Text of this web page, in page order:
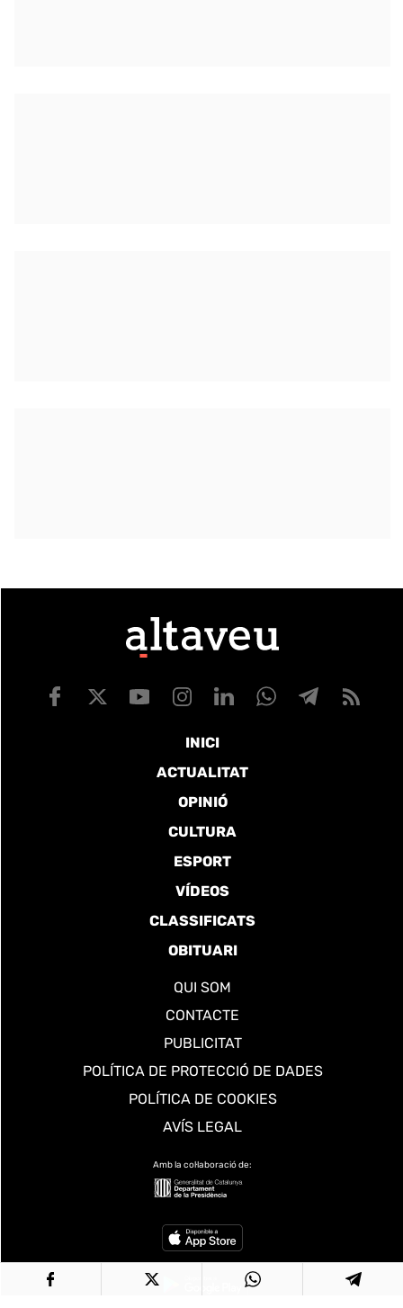
INICI
ACTUALITAT
OPINIÓ
CULTURA
ESPORT
VÍDEOS
CLASSIFICATS
OBITUARI
QUI SOM
CONTACTE
PUBLICITAT
POLÍTICA DE PROTECCIÓ DE DADES
POLÍTICA DE COOKIES
AVÍS LEGAL
Amb la col·laboració de: